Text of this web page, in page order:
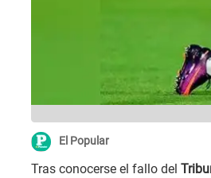
El Popular
Tras conocerse el fallo del